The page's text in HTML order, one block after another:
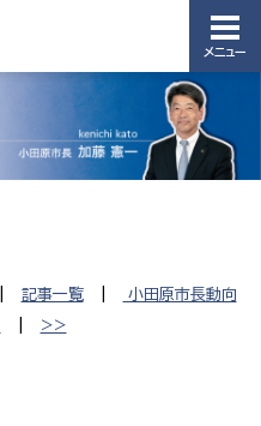
メニュー
記事一覧|
小田原市長動向
>>